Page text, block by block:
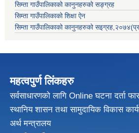
सिम्ता गाउँपालिकाको कानुनहरुको सङ्ग्रह
सिम्ता गाउँपालिकाको शिक्षा ऐन
सिम्ता गाउँपालिकाको कानुनहरुको
महत्वपुर्ण लिंकहरु
सर्वसाधारणको लागि Online घटना दर्ता
स्थानिय शासन तथा सामुदायिक विकास
अर्थ मन्त्रालय